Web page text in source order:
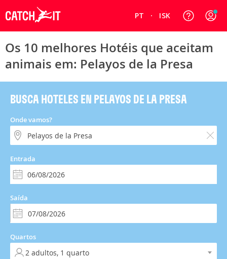
PT ISK
Os 10 melhores Hotéis que aceitam
animais em: Pelayos de la Presa
BUSCA HOTELES EN PELAYOS DE LA PRESA
Onde vamos?
Entrada
Saída
Quartos